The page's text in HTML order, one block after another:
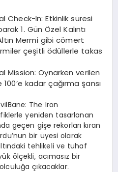
Check-In: Etkinlik süresi
1. Gün Özel Kalıntı
Mermi gibi cömert
çeşitli ödüllerle takas
Mission: Oynarken verilen
kadar çağırma şansı
: The Iron
yeniden tasarlanan
geçen gişe rekorları kıran
bir üyesi olarak
tehlikeli ve tuhaf
ölçekli, acımasız bir
çıkacaklar.